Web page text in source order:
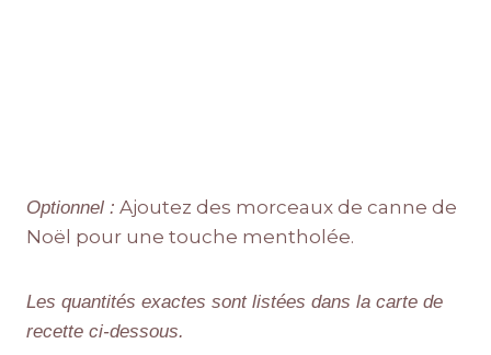
Optionnel : Ajoutez des morceaux de canne de
Noël pour une touche mentholée.
Les quantités exactes sont listées dans la carte de
recette ci-dessous.